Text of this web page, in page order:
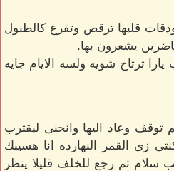
قلبها ترقص وتقرع كالطبول
يشعرون بها.
ترتاح شويه ولسه الايام جايه
وعاد اليها وانحنى ليقترب
زى القمر النهارده انا هسيبك
سلام ثم رجع للخلف قليلا ينظر